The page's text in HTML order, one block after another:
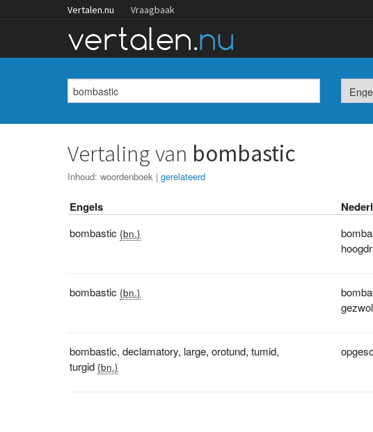
Vertalen.nu Vraagbaak
Vertaling van bombastic
Inhoud:woordenboek |gerelateerd
Engels
bombastic {bn.}
bombastic {bn.}
bombastic,declamatory, large,orotund,tumid,
turgid {bn.}